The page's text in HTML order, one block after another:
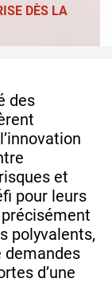
DÈS LA
des
et
pour leurs
polyvalents,
demandes
d’une